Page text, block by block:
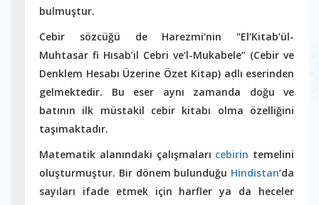
bulmuştur.
Cebir sözcüğü de Harezmi'nin "El’Kitab’ül-
Muhtasar fi Hısab’il Cebri ve’l-Mukabele” (Cebir ve
Denklem Hesabı Üzerine Özet Kitap) adlı eserinden
gelmektedir. Bu eser aynı zamanda doğu ve
batının ilk müstakil cebir kitabı olma özelliğini
taşımaktadır.
Matematik alanındaki çalışmaları cebirin temelini
oluşturmuştur. Bir dönem bulunduğu Hindistan’da
sayıları ifade etmek için harfler ya da heceler